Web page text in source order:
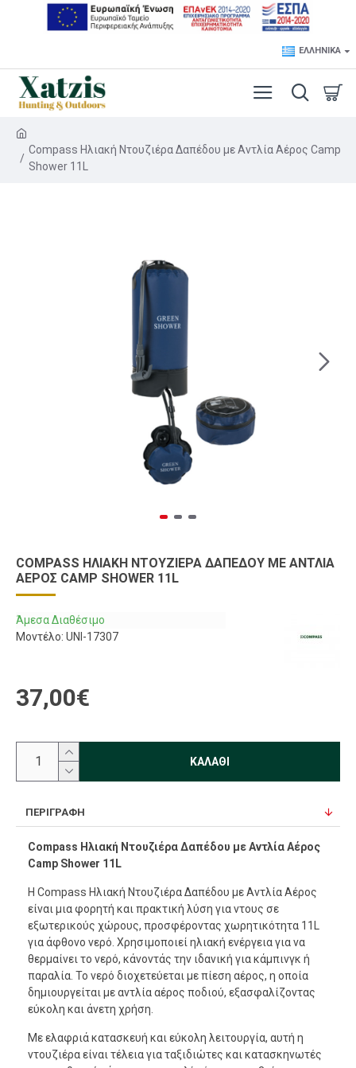
ΕΛΛΗΝΙΚΆ
Compass Ηλιακή Ντουζιέρα Δαπέδου με Αντλία Αέρος Camp
Shower 11L
COMPASS ΗΛΙΑΚΉ ΝΤΟΥΖΙΈΡΑ ΔΑΠΈΔΟΥ ΜΕ ΑΝΤΛΊΑ
ΑΈΡΟΣ CAMP SHOWER 11L
Άμεσα Διαθέσιμο
Μοντέλο: UNI-17307
37,00€
ΚΑΛΆΘΙ
ΠΕΡΙΓΡΑΦΉ
Compass Ηλιακή Ντουζιέρα Δαπέδου με Αντλία Αέρος
Camp Shower 11L
Η Compass Ηλιακή Ντουζιέρα Δαπέδου με Αντλία Αέρος
είναι μια φορητή και πρακτική λύση για ντους σε
εξωτερικούς χώρους, προσφέροντας χωρητικότητα 11L
για άφθονο νερό. Χρησιμοποιεί ηλιακή ενέργεια για να
θερμαίνει το νερό, κάνοντάς την ιδανική για κάμπινγκ ή
παραλία. Το νερό διοχετεύεται με πίεση αέρος, η οποία
δημιουργείται με αντλία αέρος ποδιού, εξασφαλίζοντας
εύκολη και άνετη χρήση.
Με ελαφριά κατασκευή και εύκολη λειτουργία, αυτή η
ντουζιέρα είναι τέλεια για ταξιδιώτες και κατασκηνωτές